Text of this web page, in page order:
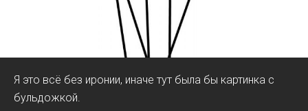
Я это всё без иронии, иначе тут была бы картинка с
бульдожкой.